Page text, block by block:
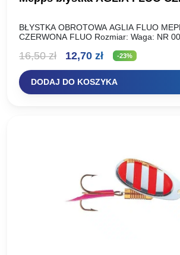
BŁYSTKA OBROTOWA AGLIA FLUO
CZERWONA FLUO Rozmiar: Waga: NR
16,50zł
Pierwotna
cena
wynosiła:
12,70 złAktualna
cena
wynosi:
-23%
DODAJ DO KOSZYKA